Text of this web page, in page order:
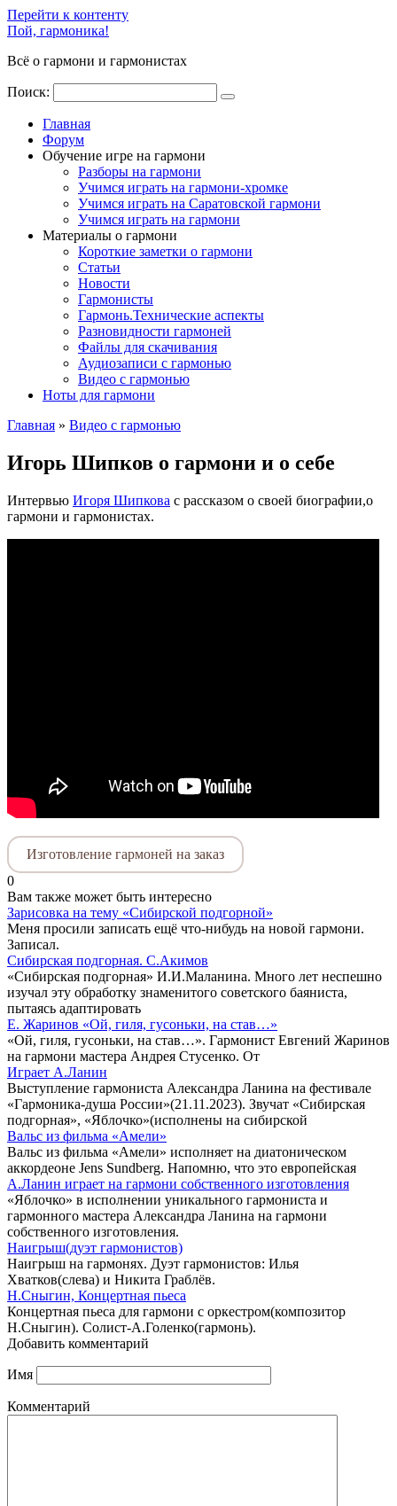
Перейти к контенту
Пой, гармоника!
Всё о гармони и гармонистах
Поиск:
Главная
Форум
Обучение игре на гармони
Разборы на гармони
Учимся играть на гармони-хромке
Учимся играть на Саратовской гармони
Учимся играть на гармони
Материалы о гармони
Короткие заметки о гармони
Cтатьи
Новости
Гармонисты
Гармонь.Технические аспекты
Разновидности гармоней
Файлы для скачивания
Аудиозаписи с гармонью
Видео с гармонью
Ноты для гармони
Главная » Видео с гармонью
Игорь Шипков о гармони и о себе
Интервью Игоря Шипкова с рассказом о своей биографии,о
гармони и гармонистах.
Изготовление гармоней на заказ
0
Вам также может быть интересно
Зарисовка на тему «Сибирской подгорной»
Меня просили записать ещё что-нибудь на новой гармони.
Записал.
Сибирская подгорная. С.Акимов
«Сибирская подгорная» И.И.Маланина. Много лет неспешно
изучал эту обработку знаменитого советского баяниста,
пытаясь адаптировать
Е. Жаринов «Ой, гиля, гусоньки, на став…»
«Ой, гиля, гусоньки, на став…». Гармонист Евгений Жаринов
на гармони мастера Андрея Стусенко. От
Играет А.Ланин
Выступление гармониста Александра Ланина на фестивале
«Гармоника-душа России»(21.11.2023). Звучат «Сибирская
подгорная», «Яблочко»(исполнены на сибирской
Вальс из фильма «Амели»
Вальс из фильма «Амели» исполняет на диатоническом
аккордеоне Jens Sundberg. Напомню, что это европейская
А.Ланин играет на гармони собственного изготовления
«Яблочко» в исполнении уникального гармониста и
гармонного мастера Александра Ланина на гармони
собственного изготовления.
Наигрыш(дуэт гармонистов)
Наигрыш на гармонях. Дуэт гармонистов: Илья
Хватков(слева) и Никита Граблёв.
Н.Сныгин, Концертная пьеса
Концертная пьеса для гармони с оркестром(композитор
Н.Сныгин). Солист-А.Голенко(гармонь).
Добавить комментарий
Имя
Комментарий